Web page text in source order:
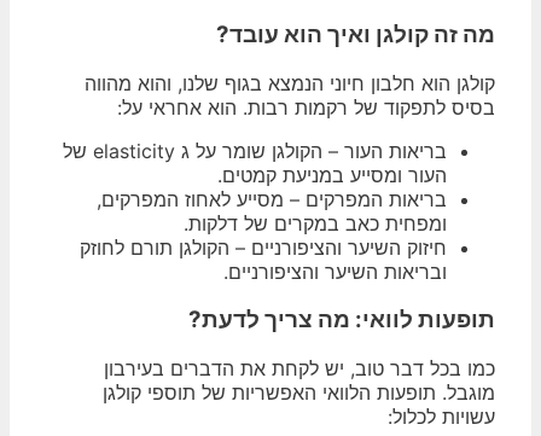
מה זה קולגן ואיך הוא עובד?
קולגן הוא חלבון חיוני הנמצא בגוף שלנו, והוא מהווה
בסיס לתפקוד של רקמות רבות. הוא אחראי על:
בריאות העור – הקולגן שומר על ג elasticity של
העור ומסייע במניעת קמטים.
בריאות המפרקים – מסייע לאחוז המפרקים,
ומפחית כאב במקרים של דלקות.
חיזוק השיער והציפורניים – הקולגן תורם לחוזק
ובריאות השיער והציפורניים.
תופעות לוואי: מה צריך לדעת?
כמו בכל דבר טוב, יש לקחת את הדברים בעירבון
מוגבל. תופעות הלוואי האפשריות של תוספי קולגן
עשויות לכלול: